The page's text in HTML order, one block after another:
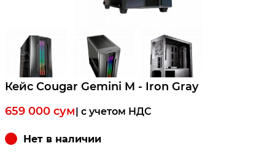
Кейс Cougar Gemini M - Iron Gray
659 000 сум| c учетом НДС
Нет в наличии